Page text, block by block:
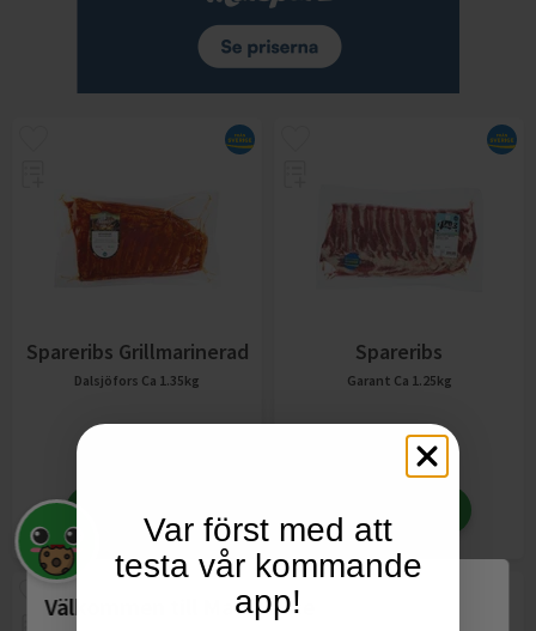
Spareribs Grillmarinerad
Dalsjöfors Ca 1.35kg
Spareribs
Garant Ca 1.25kg
87,37kr
Välkommen till Matspar.se
Var först med att
testa vår kommande
app!